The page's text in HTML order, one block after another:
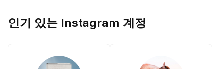
인기 있는 Instagram 계정